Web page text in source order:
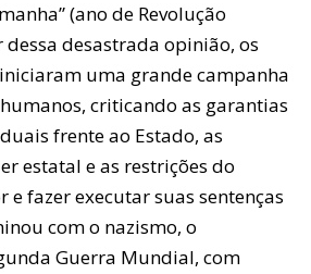
(ano de Revolução
dessa desastrada opinião, os
uma grande campanha
criticando as garantias
frente ao Estado, as
estatal e as restrições do
fazer executar suas sentenças
com o nazismo, o
Guerra Mundial, com